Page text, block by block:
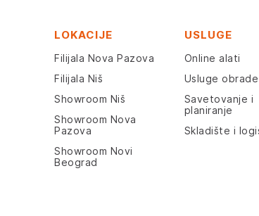
LOKACIJE
Filijala Nova Pazova
Filijala Niš
Showroom Niš
Showroom Nova
Pazova
Showroom Novi
Beograd
USLUGE
Online alati
Usluge obrade
Savetovanje i
planiranje
Skladište i